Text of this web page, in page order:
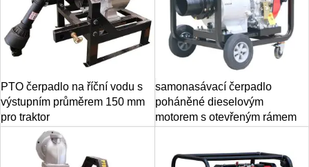
PTO čerpadlo na říční vodu s
výstupním průměrem 150 mm
pro traktor
samonasávací čerpadlo
poháněné dieselovým
motorem s otevřeným rámem